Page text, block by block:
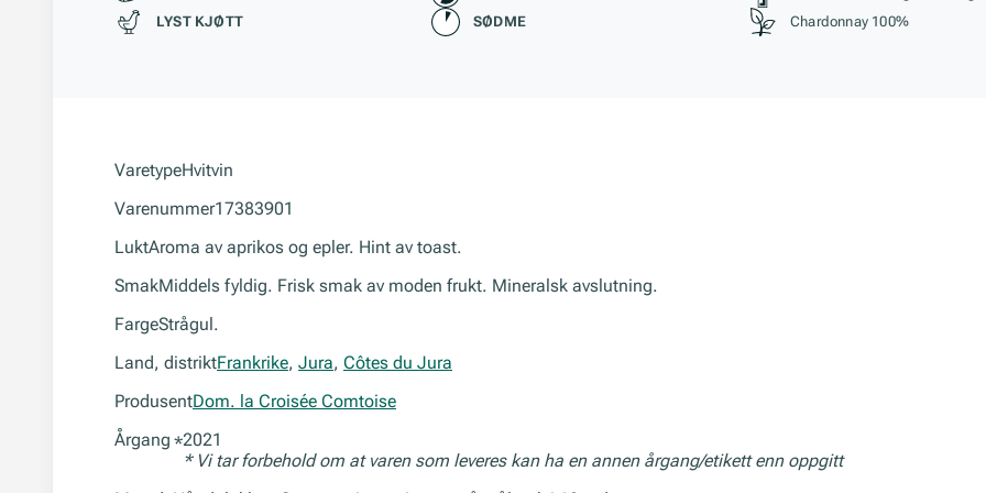
LYST KJØTT
SØDME
Chardonnay 100%
VaretypeHvitvin
Varenummer17383901
LuktAroma av aprikos og epler. Hint av toast.
SmakMiddels fyldig. Frisk smak av moden frukt. Mineralsk avslutning.
FargeStrågul.
Land, distriktFrankrike, Jura, Côtes du Jura
ProdusentDom. la Croisée Comtoise
Årgang *2021
* Vi tar forbehold om at varen som leveres kan ha en annen årgang/etikett enn oppgitt